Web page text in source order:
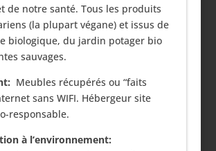
de notre santé. Tous les produits
(la plupart végane) et issus de
biologique, du jardin potager bio
sauvages.
Meubles récupérés ou “faits
sans WIFI. Hébergeur site
responsable.
à l’environnement: